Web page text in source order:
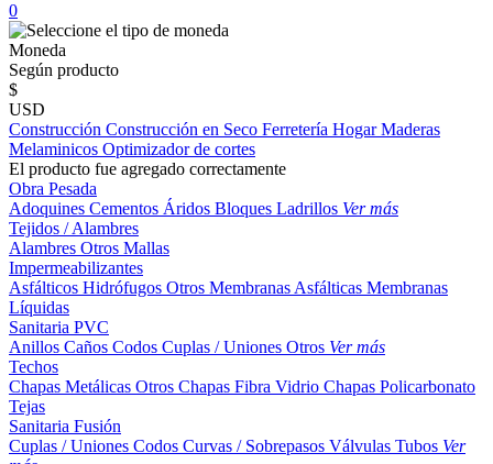
0
Moneda
Según producto
$
USD
Construcción Construcción en Seco Ferretería HogarMaderas
Melaminicos Optimizador de cortes
El producto fue agregado correctamente
Obra Pesada
Adoquines Cementos Áridos Bloques Ladrillos Ver más
Tejidos / Alambres
Alambres Otros Mallas
Impermeabilizantes
Asfálticos Hidrófugos Otros Membranas Asfálticas Membranas
Líquidas
Sanitaria PVC
Anillos Caños Codos Cuplas / Uniones Otros Ver más
Techos
Chapas Metálicas Otros Chapas Fibra Vidrio Chapas Policarbonato
Tejas
Sanitaria Fusión
Cuplas / Uniones Codos Curvas / Sobrepasos Válvulas Tubos Ver